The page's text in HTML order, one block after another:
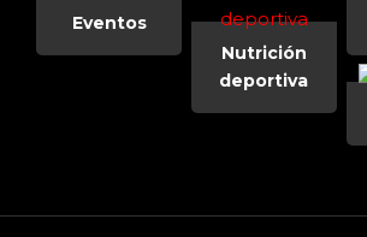
Eventos
Nutrición
deportiva